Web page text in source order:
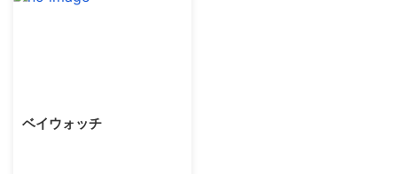
ベイウォッチ